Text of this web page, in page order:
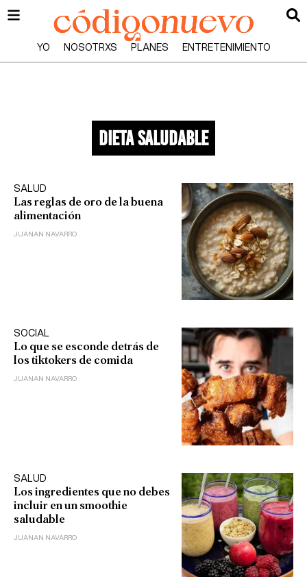
YO NOSOTRXS PLANES ENTRETENIMIENTO
dieta saludable
SALUD
Las reglas de oro de la buena
alimentación
JUANAN NAVARRO
SOCIAL
Lo que se esconde detrás de
los tiktokers de comida
JUANAN NAVARRO
SALUD
Los ingredientes que no debes
incluir en un smoothie
saludable
JUANAN NAVARRO